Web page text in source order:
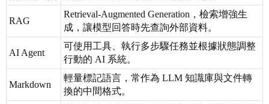
RAG
Retrieval-Augmented Generation，檢索增強生
成，讓模型回答時先查詢外部資料。
AI Agent
可使用工具、執行多步驟任務並根據狀態調整
行動的 AI 系統。
Markdown
輕量標記語言，常作為 LLM 知識庫與文件轉
換的中間格式。